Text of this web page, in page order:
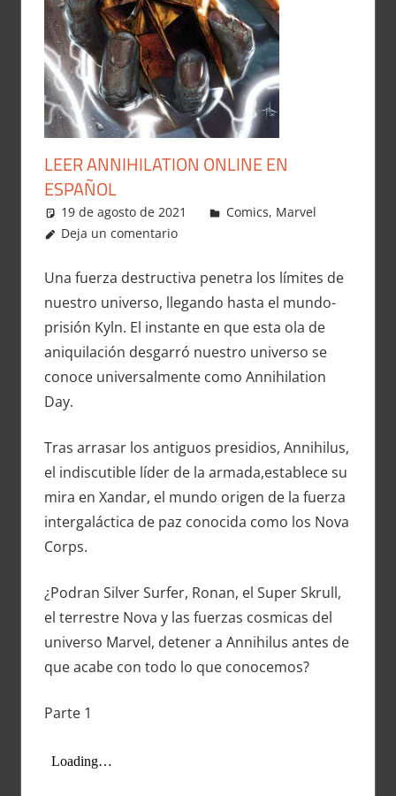
LEER ANNIHILATION ONLINE EN
ESPAÑOL
19 de agosto de 2021 Carlitox Banana
Comics, Marvel
Deja un comentario
Una fuerza destructiva penetra los límites de
nuestro universo, llegando hasta el mundo-
prisión Kyln. El instante en que esta ola de
aniquilación desgarró nuestro universo se
conoce universalmente como Annihilation
Day.
Tras arrasar los antiguos presidios, Annihilus,
el indiscutible líder de la armada,establece su
mira en Xandar, el mundo origen de la fuerza
intergaláctica de paz conocida como los Nova
Corps.
¿Podran Silver Surfer, Ronan, el Super Skrull,
el terrestre Nova y las fuerzas cosmicas del
universo Marvel, detener a Annihilus antes de
que acabe con todo lo que conocemos?
Parte 1